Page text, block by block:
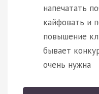
напечатать
кайфовать и
повышение
бывает
очень нужна